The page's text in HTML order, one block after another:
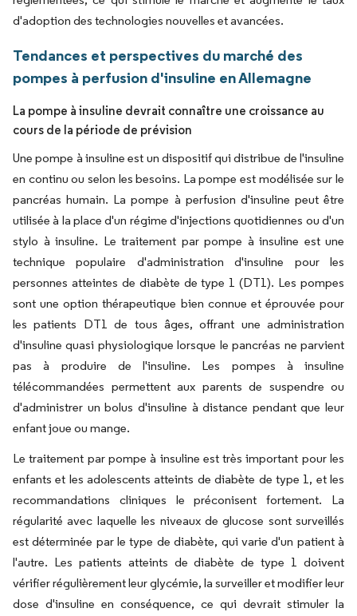
d'adoption des technologies nouvelles et avancées.
Tendances et perspectives du marché des
pompes à perfusion d'insuline en Allemagne
La pompe à insuline devrait connaître une croissance au
cours de la période de prévision
Une pompe à insuline est un dispositif qui distribue de l'insuline
en continu ou selon les besoins. La pompe est modélisée sur le
pancréas humain. La pompe à perfusion d'insuline peut être
utilisée à la place d'un régime d'injections quotidiennes ou d'un
stylo à insuline. Le traitement par pompe à insuline est une
technique populaire d'administration d'insuline pour les
personnes atteintes de diabète de type 1 (DT1). Les pompes
sont une option thérapeutique bien connue et éprouvée pour
les patients DT1 de tous âges, offrant une administration
d'insuline quasi physiologique lorsque le pancréas ne parvient
pas à produire de l'insuline. Les pompes à insuline
télécommandées permettent aux parents de suspendre ou
d'administrer un bolus d'insuline à distance pendant que leur
enfant joue ou mange.
Le traitement par pompe à insuline est très important pour les
enfants et les adolescents atteints de diabète de type 1, et les
recommandations cliniques le préconisent fortement. La
régularité avec laquelle les niveaux de glucose sont surveillés
est déterminée par le type de diabète, qui varie d'un patient à
l'autre. Les patients atteints de diabète de type 1 doivent
vérifier régulièrement leur glycémie, la surveiller et modifier leur
dose d'insuline en conséquence, ce qui devrait stimuler la